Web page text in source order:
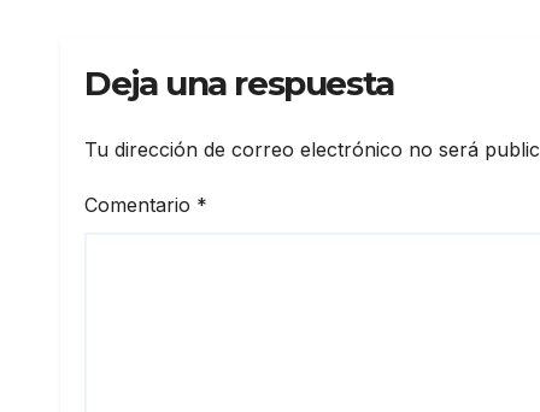
Deja una respuesta
Tu dirección de correo electrónico no será
Comentario *